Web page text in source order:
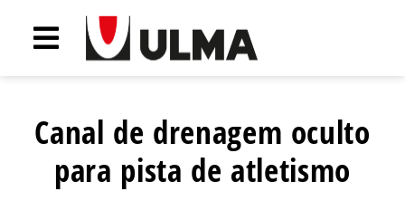
Canal de drenagem oculto
para pista de atletismo